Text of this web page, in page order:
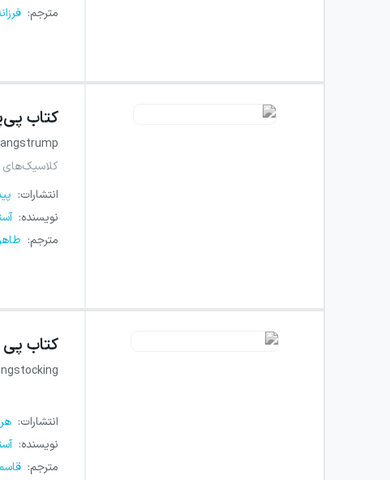
مترجم:
کتاب
کلاسیک‌های
انتشارات:
نویسنده:
مترجم:
کتاب پی
انتشارات:
نویسنده:
مترجم: